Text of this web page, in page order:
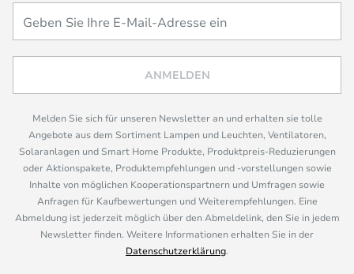
ANMELDEN
Melden Sie sich für unseren Newsletter an und erhalten sie tolle
Angebote aus dem Sortiment Lampen und Leuchten, Ventilatoren,
Solaranlagen und Smart Home Produkte, Produktpreis-Reduzierungen
oder Aktionspakete, Produktempfehlungen und -vorstellungen sowie
Inhalte von möglichen Kooperationspartnern und Umfragen sowie
Anfragen für Kaufbewertungen und Weiterempfehlungen. Eine
Abmeldung ist jederzeit möglich über den Abmeldelink, den Sie in jedem
Newsletter finden. Weitere Informationen erhalten Sie in der
Datenschutzerklärung.